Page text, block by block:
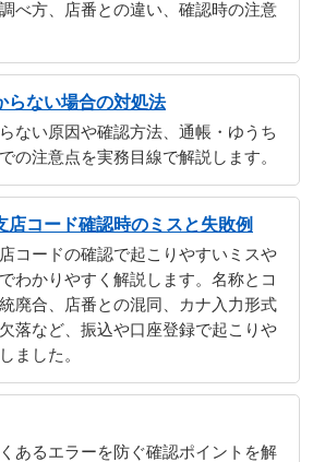
べ方、店番との違い、確認時の注意
らない場合の対処法
ない原因や確認方法、通帳・ゆうち
の注意点を実務目線で解説します。
店コード確認時のミスと失敗例
コードの確認で起こりやすいミスや
わかりやすく解説します。名称とコ
廃合、店番との混同、カナ入力形式
落など、振込や口座登録で起こりや
ました。
あるエラーを防ぐ確認ポイントを解